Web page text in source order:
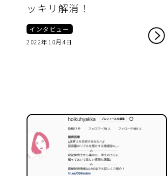
ッキリ解消！
インタビュー
2022年10月4日